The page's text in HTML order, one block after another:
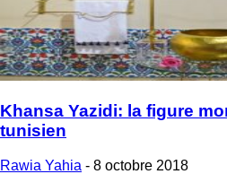
Khansa Yazidi: la figure
tunisien
Rawia Yahia - 8 octobre 2018